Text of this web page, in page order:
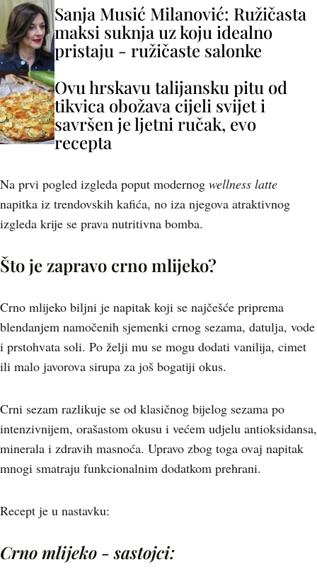
Sanja Musić Milanović: Ružičasta
maksi suknja uz koju idealno
pristaju - ružičaste salonke
Ovu hrskavu talijansku pitu od
tikvica obožava cijeli svijet i
savršen je ljetni ručak, evo
recepta
Na prvi pogled izgleda poput modernog wellness latte
napitka iz trendovskih kafića, no iza njegova atraktivnog
izgleda krije se prava nutritivna bomba.
Što je zapravo crno mlijeko?
Crno mlijeko biljni je napitak koji se najčešće priprema
blendanjem namočenih sjemenki crnog sezama, datulja, vode
i prstohvata soli. Po želji mu se mogu dodati vanilija, cimet
ili malo javorova sirupa za još bogatiji okus.
Crni sezam razlikuje se od klasičnog bijelog sezama po
intenzivnijem, orašastom okusu i većem udjelu antioksidansa,
minerala i zdravih masnoća. Upravo zbog toga ovaj napitak
mnogi smatraju funkcionalnim dodatkom prehrani.
Recept je u nastavku:
Crno mlijeko - sastojci: